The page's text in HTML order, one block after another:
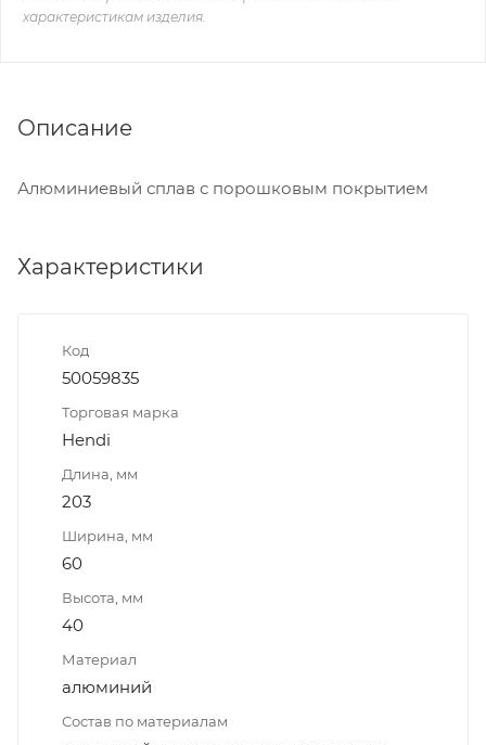
характеристикам изделия.
Описание
Алюминиевый сплав с порошковым покрытием
Характеристики
Код
50059835
Торговая марка
Hendi
Длина, мм
203
Ширина, мм
60
Высота, мм
40
Материал
алюминий
Состав по материалам